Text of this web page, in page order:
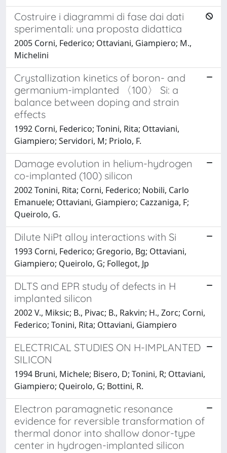
Costruire i diagrammi di fase dai dati
sperimentali: una proposta didattica
2005 Corni, Federico; Ottaviani, Giampiero; M.,
Michelini
Crystallization kinetics of boron- and
germanium-implanted 〈100〉 Si: a
balance between doping and strain
effects
1992 Corni, Federico; Tonini, Rita; Ottaviani,
Giampiero; Servidori, M; Priolo, F.
Damage evolution in helium-hydrogen
co-implanted (100) silicon
2002 Tonini, Rita; Corni, Federico; Nobili, Carlo
Emanuele; Ottaviani, Giampiero; Cazzaniga, F;
Queirolo, G.
Dilute NiPt alloy interactions with Si
1993 Corni, Federico; Gregorio, Bg; Ottaviani,
Giampiero; Queirolo, G; Follegot, Jp
DLTS and EPR study of defects in H
implanted silicon
2002 V., Miksic; B., Pivac; B., Rakvin; H., Zorc; Corni,
Federico; Tonini, Rita; Ottaviani, Giampiero
ELECTRICAL STUDIES ON H-IMPLANTED
SILICON
1994 Bruni, Michele; Bisero, D; Tonini, R; Ottaviani,
Giampiero; Queirolo, G; Bottini, R.
Electron paramagnetic resonance
evidence for reversible transformation of
thermal donor into shallow donor-type
center in hydrogen-implanted silicon